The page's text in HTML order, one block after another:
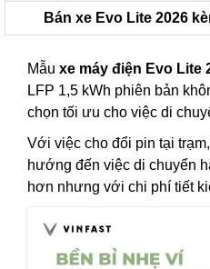
Bán xe Evo Lite 2026
Mẫu xe máy điện Evo Lite
LFP 1,5 kWh phiên bản
chọn tối ưu cho việc di
Với việc cho đổi pin tại trạm,
hướng đến việc di chuyển
hơn nhưng với chi phí tiết